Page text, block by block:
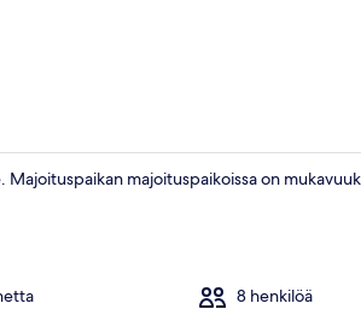
Majoituspaikan majoituspaikoissa on
8 henkilöä